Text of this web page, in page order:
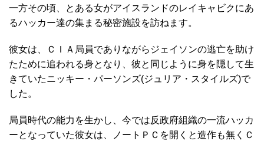
一方その頃、とある女がアイスランドのレイキャビクにあ
るハッカー達の集まる秘密施設を訪ねます。
彼女は、ＣＩＡ局員でありながらジェイソンの逃亡を助け
たために追われる身となり、彼と同じように身を隠して生
きていたニッキー・パーソンズ(ジュリア・スタイルズ)で
した。
局員時代の能力を生かし、今では反政府組織の一流ハッカ
ーとなっていた彼女は、ノートＰＣを開くと造作も無くＣ